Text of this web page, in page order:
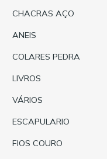
CHACRAS AÇO
ANEIS
COLARES PEDRA
LIVROS
VÁRIOS
ESCAPULARIO
FIOS COURO